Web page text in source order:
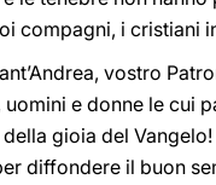
compagni, i cristiani
vostro
uomini e donne le cui
gioia del
diffondere il buon